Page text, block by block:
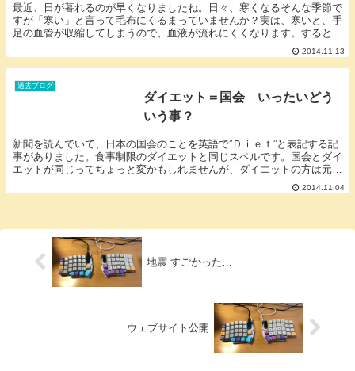
最近、日が暮れるのが早くなりましたね。日々、寒くなるそんな季節で
すが「寒い」と言って毛布にくるまっていませんか？実は、寒いと、手
足の血管が収縮してしまうので、血液が流れにくくなります。すると、
2014.11.13
過去ブログ
ダイエット＝国会 いったいどう
いう事？
新聞を読んでいて、日本の国会のことを英語で”Ｄｉｅｔ”と表記する記
事がありました。食事制限のダイエットと同じスペルです。国会とダイ
エットが同じってちょっと変かもしれませんが、ダイエットの方は元々
2014.11.04
地震 すごかった…
ウェブサイト公開